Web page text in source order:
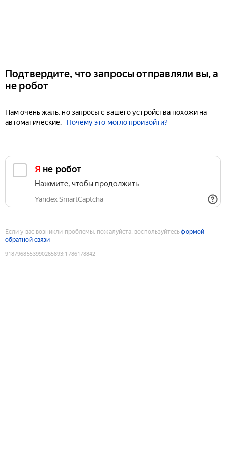
Подтвердите, что запросы отправляли вы, а
не робот
Нам очень жаль, но запросы с вашего устройства похожи на
автоматические.
Почему это могло произойти?
Я не робот
Нажмите, чтобы продолжить
Yandex SmartCaptcha
Если у вас возникли проблемы, пожалуйста, воспользуйтесьформой
обратной связи
9187968553990265893:1786178842